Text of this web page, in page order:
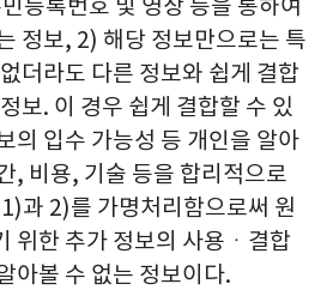
정보, 2) 해당 정보만으로는 특
더라도 다른 정보와 쉽게 결합
보. 이 경우 쉽게 결합할 수 있
의 입수 가능성 등 개인을 알아
, 비용, 기술 등을 합리적으로
과 2)를 가명처리함으로써 원
위한 추가 정보의 사용ㆍ결합
아볼 수 없는 정보이다.